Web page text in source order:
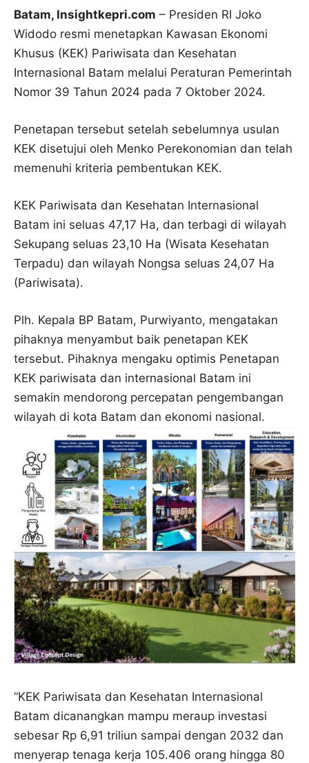
Batam, Insightkepri.com – Presiden RI Joko
Widodo resmi menetapkan Kawasan Ekonomi
Khusus (KEK) Pariwisata dan Kesehatan
Internasional Batam melalui Peraturan Pemerintah
Nomor 39 Tahun 2024 pada 7 Oktober 2024.
Penetapan tersebut setelah sebelumnya usulan
KEK disetujui oleh Menko Perekonomian dan telah
memenuhi kriteria pembentukan KEK.
KEK Pariwisata dan Kesehatan Internasional
Batam ini seluas 47,17 Ha, dan terbagi di wilayah
Sekupang seluas 23,10 Ha (Wisata Kesehatan
Terpadu) dan wilayah Nongsa seluas 24,07 Ha
(Pariwisata).
Plh. Kepala BP Batam, Purwiyanto, mengatakan
pihaknya menyambut baik penetapan KEK
tersebut. Pihaknya mengaku optimis Penetapan
KEK pariwisata dan internasional Batam ini
semakin mendorong percepatan pengembangan
wilayah di kota Batam dan ekonomi nasional.
“KEK Pariwisata dan Kesehatan Internasional
Batam dicanangkan mampu meraup investasi
sebesar Rp 6,91 triliun sampai dengan 2032 dan
menyerap tenaga kerja 105.406 orang hingga 80